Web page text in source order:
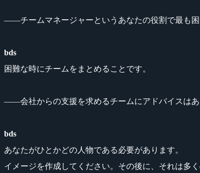
――チームマネージャーというあなたの役割で最も困
bds
困難な時にチームをまとめることです。
――会社からの支援を求めるチームにアドバイスはあ
bds
あなたがひとかどの人物である必要があります。
イメージを作成してください。その後に、それは多く